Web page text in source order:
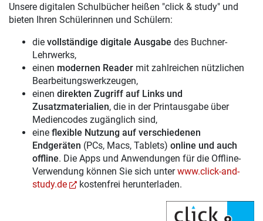
Unsere digitalen Schulbücher heißen "click & study" und
bieten Ihren Schülerinnen und Schülern:
die vollständige digitale Ausgabe des Buchner-
Lehrwerks,
einen modernen Reader mit zahlreichen nützlichen
Bearbeitungswerkzeugen,
einen direkten Zugriff auf Links und
Zusatzmaterialien, die in der Printausgabe über
Mediencodes zugänglich sind,
eine flexible Nutzung auf verschiedenen
Endgeräten (PCs, Macs, Tablets) online und auch
offline. Die Apps und Anwendungen für die Offline-
Verwendung können Sie sich unterwww.click-and-
study.de
kostenfrei herunterladen.